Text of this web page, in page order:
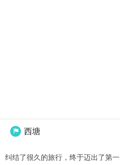
 西塘
纠结了很久的旅行，终于迈出了第